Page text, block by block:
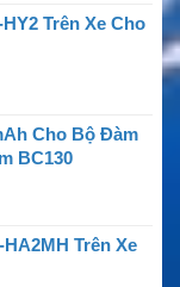
Trên Xe Cho
Cho Bộ Đàm
BC130
Trên Xe